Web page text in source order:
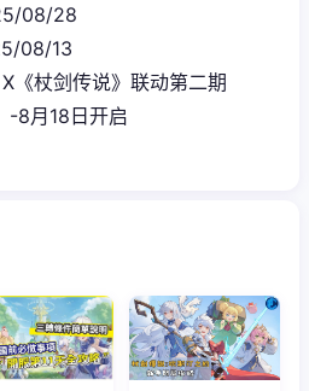
08/28
08/13
《杖剑传说》联动第二期
-8月18日开启